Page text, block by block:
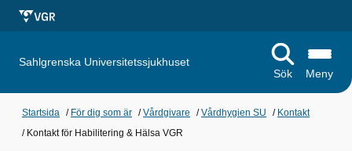
Sahlgrenska Universitetssjukhuset
Sök
Meny
Startsida / För dig som är /Vårdgivare /Vårdhygien SU / Kontakt
/ Kontakt för Habilitering & Hälsa VGR